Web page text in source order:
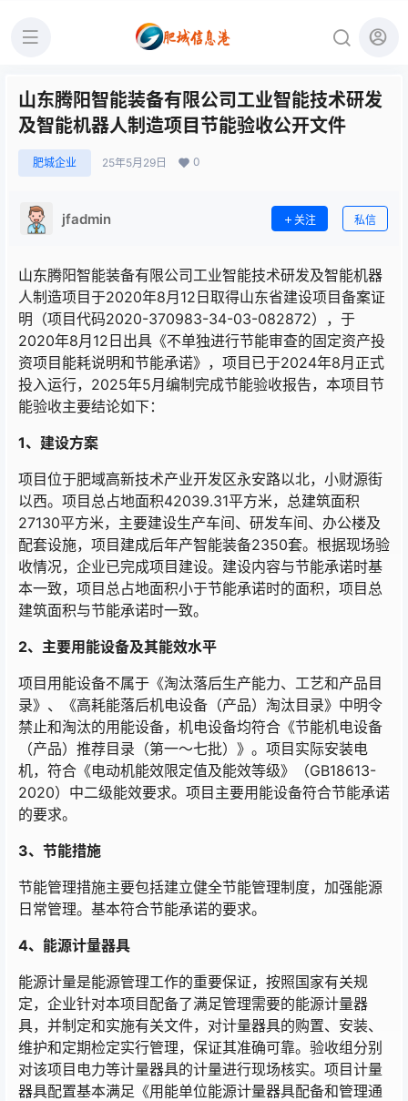
山东腾阳智能装备有限公司工业智能技术研发
及智能机器人制造项目节能验收公开文件
肥城企业 25年5月29日 0
jfadmin 关注 私信
山东腾阳智能装备有限公司工业智能技术研发及智能机器
人制造项目于2020年8月12日取得山东省建设项目备案证
明（项目代码2020-370983-34-03-082872），于
2020年8月12日出具《不单独进行节能审查的固定资产投
资项目能耗说明和节能承诺》，项目已于2024年8月正式
投入运行，2025年5月编制完成节能验收报告，本项目节
能验收主要结论如下：
1、 建设方案
项目位于肥域高新技术产业开发区永安路以北，小财源街
以西。项目总占地面积42039.31平方米，总建筑面积
27130平方米，主要建设生产车间、研发车间、办公楼及
配套设施，项目建成后年产智能装备2350套。根据现场验
收情况，企业已完成项目建设。建设内容与节能承诺时基
本一致，项目总占地面积小于节能承诺时的面积，项目总
建筑面积与节能承诺时一致。
2、主要用能设备及其能效水平
项目用能设备不属于《淘汰落后生产能力、工艺和产品目
录》、《高耗能落后机电设备（产品）淘汰目录》中明令
禁止和淘汰的用能设备，机电设备均符合《节能机电设备
（产品）推荐目录（第一～七批）》。项目实际安装电
机，符合《电动机能效限定值及能效等级》（GB18613-
2020）中二级能效要求。项目主要用能设备符合节能承诺
的要求。
3、 节能措施
节能管理措施主要包括建立健全节能管理制度，加强能源
日常管理。基本符合节能承诺的要求。
4、 能源计量器具
能源计量是能源管理工作的重要保证，按照国家有关规
定，企业针对本项目配备了满足管理需要的能源计量器
具，并制定和实施有关文件，对计量器具的购置、安装、
维护和定期检定实行管理，保证其准确可靠。验收组分别
对该项目电力等计量器具的计量进行现场核实。项目计量
器具配置基本满足《用能单位能源计量器具配备和管理通